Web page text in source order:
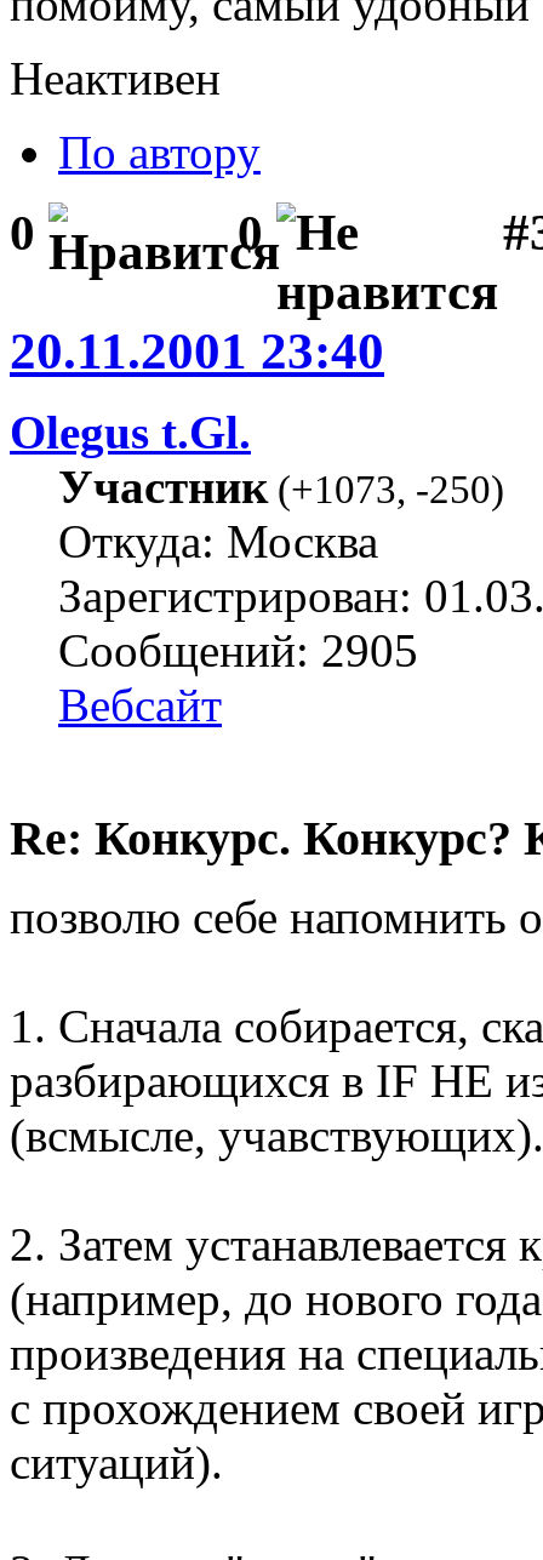
Неактивен
По автору
0 0
20.11.2001 23:40
Olegus t.Gl.
Участник(+1073, -250)
Откуда: Москва
Зарегистрирован:
Сообщений: 2905
Вебсайт
Re: Конкурс. Конкурс?
позволю себе напомнить
1. Сначала собирается,
разбирающихся в IF НЕ
(всмысле, учавствующих).
2. Затем
(например, до нового
произведения на
с прохождением своей
ситуаций).